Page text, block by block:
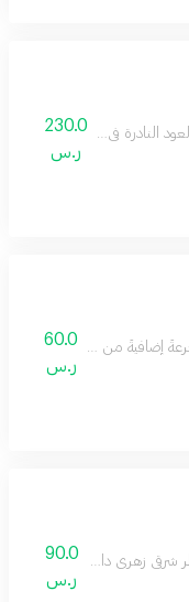
النادرة في كمبوديا، وقد مزج
230.0
ر.س
60.0
ر.س
90.0
ر.س